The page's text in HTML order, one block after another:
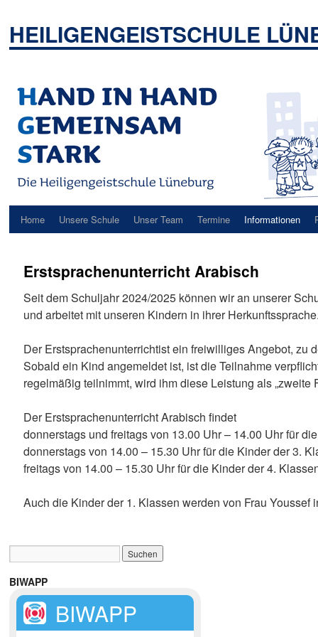
springen
HEILIGENGEISTSCHULE
Home Unsere Schule Unser Team Termine Informationen
Erstsprachenunterricht Arabisch
Seit dem Schuljahr 2024/2025 können wir an unserer
und arbeitet mit unseren Kindern in ihrer
Der Erstsprachenunterrichtist ein freiwilliges Angebot, zu
Sobald ein Kind angemeldet ist, ist die Teilnahme
regelmäßig teilnimmt, wird ihm diese Leistung als
Der Erstsprachenunterricht Arabisch findet
donnerstags und freitags von 13.00 Uhr – 14.00 Uhr für
donnerstags von 14.00 – 15.30 Uhr für die Kinder der 3.
freitags von 14.00 – 15.30 Uhr für die Kinder der 4.
Auch die Kinder der 1. Klassen werden von Frau
BIWAPP
BIWAPP